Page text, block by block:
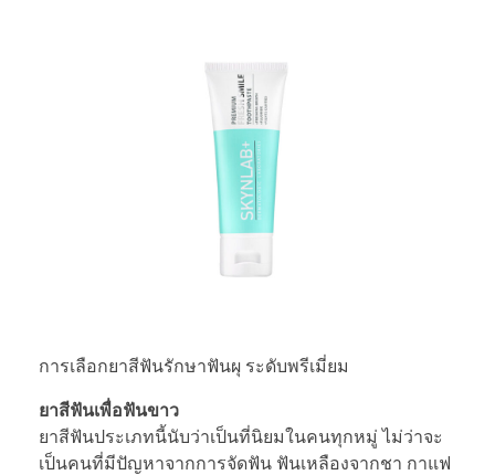
การเลือกยาสีฟันรักษาฟันผุ ระดับพรีเมี่ยม
ยาสีฟันเพื่อฟันขาว
ยาสีฟันประเภทนี้นับว่าเป็นที่นิยมในคนทุกหมู่ ไม่ว่าจะ
เป็นคนที่มีปัญหาจากการจัดฟัน ฟันเหลืองจากชา กาแฟ